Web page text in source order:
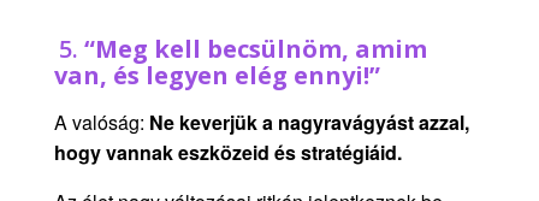
5. “Meg kell becsülnöm, amim
van, és legyen elég ennyi!”
A valóság: Ne keverjük a nagyravágyást azzal,
hogy vannak eszközeid és stratégiáid.